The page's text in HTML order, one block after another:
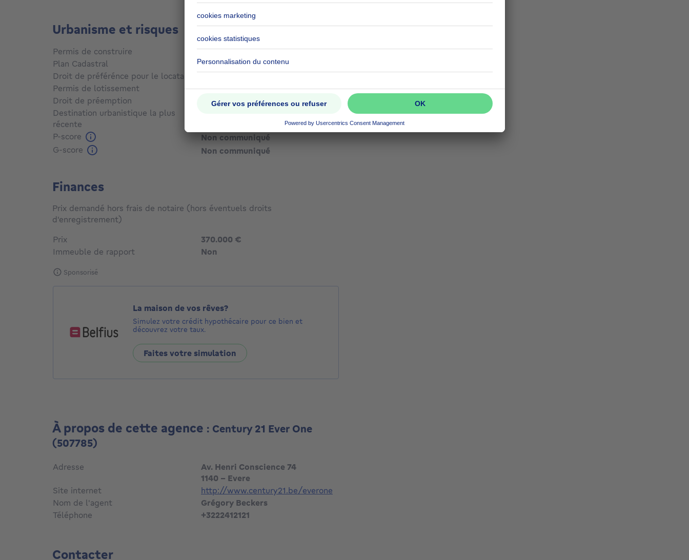
Urbanisme et risques
Permis de construire
Non communiqué
Plan Cadastral
Non communiqué
Droit de préférénce pour le locataire
Non communiqué
Permis de lotissement
Non communiqué
Droit de préemption
Non communiqué
Destination urbanistique la plus
récente
P-score
Non communiqué
G-score
Non communiqué
Finances
Prix demandé hors frais de notaire (hors éventuels droits
d'enregistrement)
Prix
370.000 €
Immeuble de rapport
Non
Sponsorisé
La maison de vos rêves?
Simulez votre crédit hypothécaire pour ce bien et
découvrez votre taux.
Faites votre simulation
À propos de cette agence : Century 21 Ever One
(507785)
Adresse
Av. Henri Conscience 74
1140 - Evere
Site internet
http://www.century21.be/everone
Nom de l'agent
Grégory Beckers
Téléphone
+3222412121
Contacter